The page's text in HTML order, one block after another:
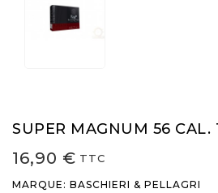
SUPER MAGNUM 56 CAL.
16,90 € TTC
MARQUE: BASCHIERI & PELLAGRI